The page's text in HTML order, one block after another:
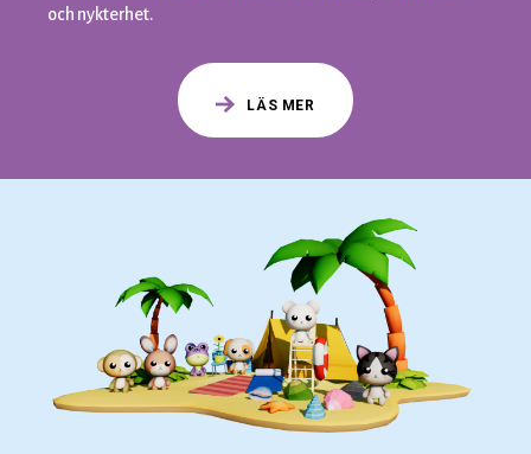
och nykterhet.
LÄS MER